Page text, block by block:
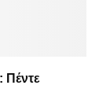
Πέντε